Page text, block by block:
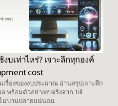
งบเท่าไหร่? เจาะลึกทุกองค์
cost
รื่องของงบประมาณ อ่านสรุปเจาะลึก
พร้อมตัวอย่างงบจริงจาก Till
ม่บานปลายแน่นอน